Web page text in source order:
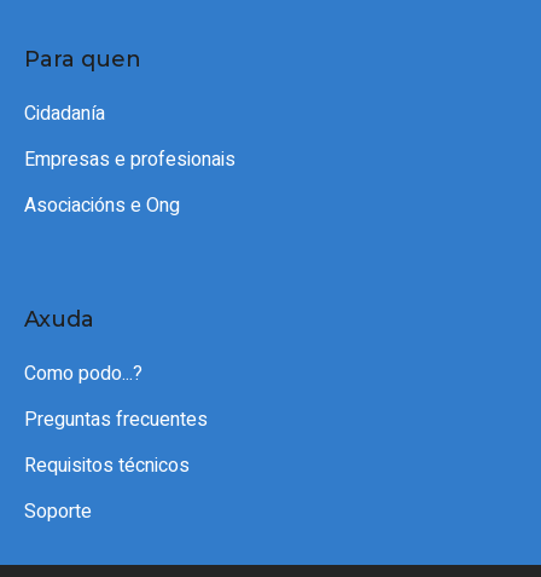
Para quen
Cidadanía
Empresas e profesionais
Asociacións e Ong
Axuda
Como podo...?
Preguntas frecuentes
Requisitos técnicos
Soporte